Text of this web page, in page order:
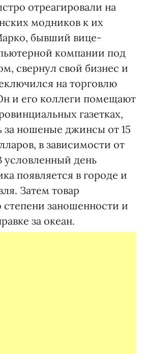
отреагировали на
модников к их
бывший вице-
компании под
свернул свой бизнес и
на торговлю
и его коллеги помещают
газетках,
за ношеные джинсы от 15
в зависимости от
условленный день
появляется в городе и
Затем товар
степени заношенности и
за океан.